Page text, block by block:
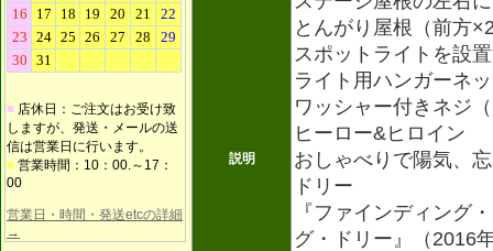
■ 店休日：ご注文はお受け致
しますが、発送・メールの送
信は営業日に行います。
■ 営業時間：10：00.～17：
00
営業日・時間・発送etcの詳細
→
説明
とんがり屋根（前方
スポットライトを設
ライト用ハンガーネ
ワッシャー付きネジ
ヒーロー&ヒロイン
おしゃべりで陽気、
ドリー
『ファインディング
グ・ドリー』（2016